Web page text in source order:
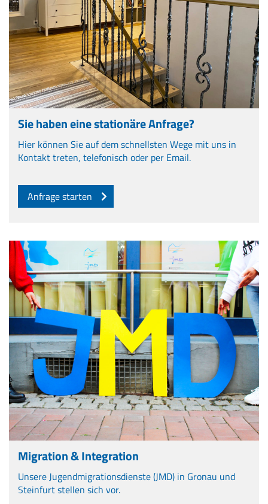
Sie haben eine stationäre Anfrage?
Hier können Sie auf dem schnellsten Wege mit uns in
Kontakt treten, telefonisch oder per Email.
Anfrage starten
Migration & Integration
Unsere Jugendmigrationsdienste (JMD) in Gronau und
Steinfurt stellen sich vor.